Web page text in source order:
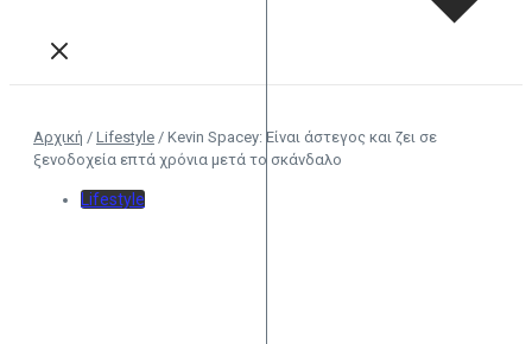
Αρχική / Lifestyle / Kevin Spacey: Είναι άστεγος και ζει σε
ξενοδοχεία επτά χρόνια μετά το σκάνδαλο
Lifestyle